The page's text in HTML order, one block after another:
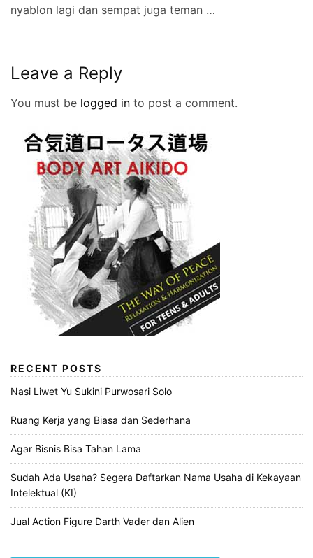
nyablon lagi dan sempat juga teman …
Leave a Reply
You must be logged in to post a comment.
RECENT POSTS
Nasi Liwet Yu Sukini Purwosari Solo
Ruang Kerja yang Biasa dan Sederhana
Agar Bisnis Bisa Tahan Lama
Sudah Ada Usaha? Segera Daftarkan Nama Usaha di Kekayaan
Intelektual (KI)
Jual Action Figure Darth Vader dan Alien